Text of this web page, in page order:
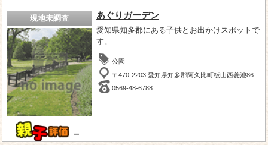
現地未調査
－
あぐりガーデン
愛知県知多郡にある子供とお出かけスポットで
す。
公園
〒470-2203 愛知県知多郡阿久比町板山西菱池86
0569-48-6788